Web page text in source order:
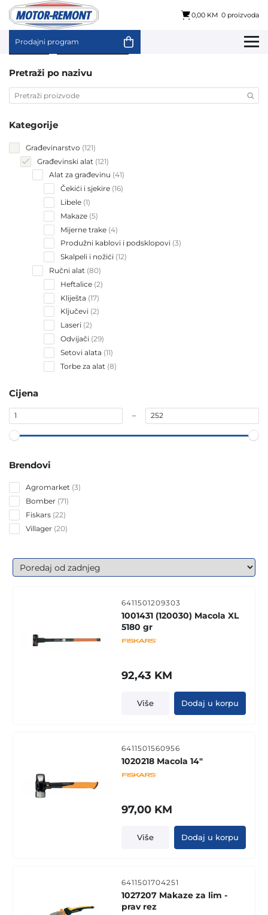
0,00 KM 0 proizvoda
Prodajni program
Početna Građevinarstvo/ Građevinski alat
Pretraži po nazivu
Kategorije
Građevinarstvo 121121
Građevinski alat 121121
products
Alat za građevinu 4141
products
Čekići i sjekire 1616
Libele 11
Makaze 55
Mijerne trake 44
products
Produžni kablovi i podsklopovi 33
Skalpeli i nožići 1212
Ručni alat 8080
Heftalice 22
Kliješta 1717
products
Ključevi 22
Laseri 22
products
Odvijači 2929
Setovi alata 1111
Torbe za alat 88
Cijena
–
Brendovi
Agromarket 33
Bomber 7171
Fiskars 2222
Villager 2020
6411501209303
1001431 (120030) Macola XL
5180 gr
92,43 KM
Više Dodaj u korpu
6411501560956
1020218 Macola 14"
97,00 KM
Više Dodaj u korpu
6411501704251
1027207 Makaze za lim -
prav rez